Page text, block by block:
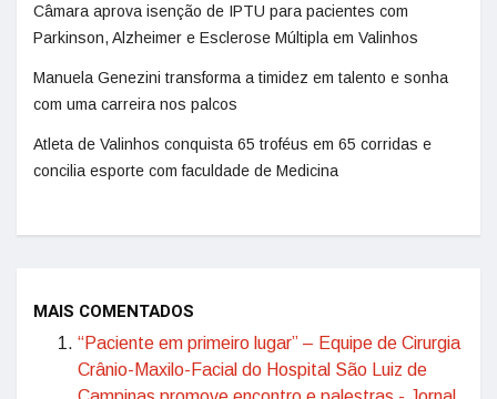
Câmara aprova isenção de IPTU para pacientes com
Parkinson, Alzheimer e Esclerose Múltipla em Valinhos
Manuela Genezini transforma a timidez em talento e sonha
com uma carreira nos palcos
Atleta de Valinhos conquista 65 troféus em 65 corridas e
concilia esporte com faculdade de Medicina
MAIS COMENTADOS
“Paciente em primeiro lugar” – Equipe de Cirurgia
Crânio-Maxilo-Facial do Hospital São Luiz de